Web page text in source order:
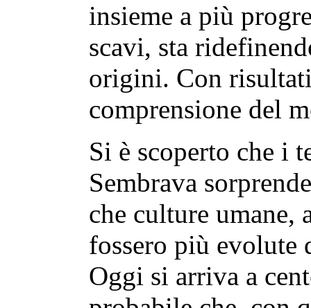
insieme a più
scavi, sta
origini. Con
comprensione del
Si è scoperto che i
Sembrava
che culture
fossero più evolute
Oggi si arriva a